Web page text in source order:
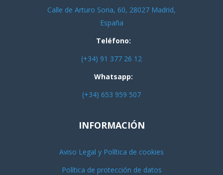
Calle de Arturo Soria, 60, 28027 Madrid,
España
Teléfono:
(+34) 91 377 26 12
Whatsapp:
(+34) 653 959 507
INFORMACIÓN
Aviso Legal y Política de cookies
Política de protección de datos